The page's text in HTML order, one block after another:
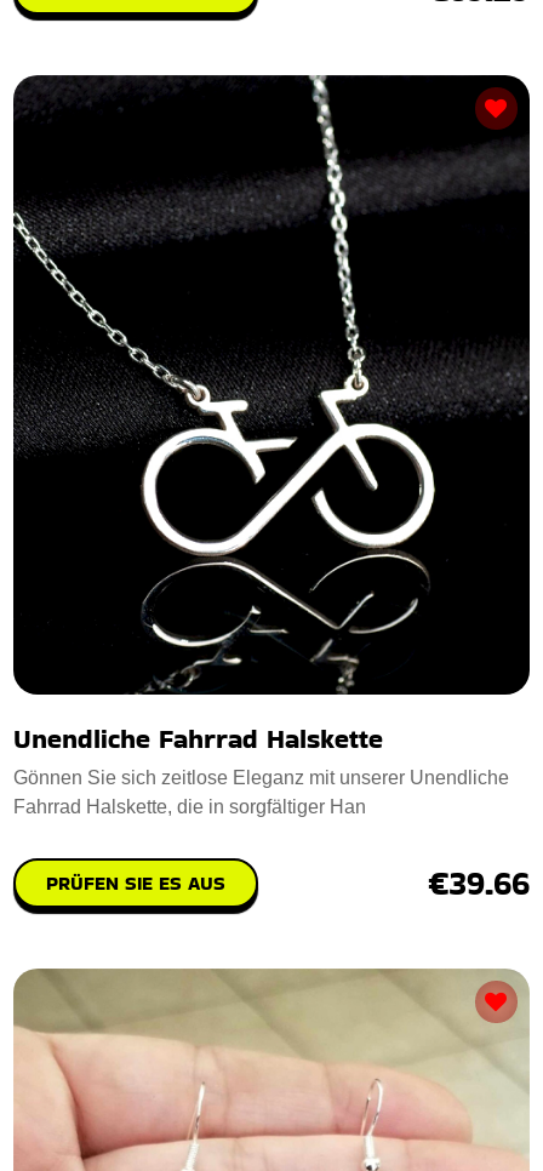
Unendliche Fahrrad Halskette
Gönnen Sie sich zeitlose Eleganz mit unserer Unendliche
Fahrrad Halskette, die in sorgfältiger Han
PRÜFEN SIE ES AUS €39.66